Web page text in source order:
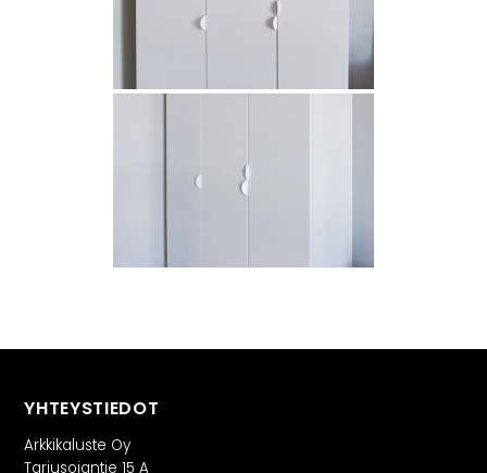
YHTEYSTIEDOT
Arkkikaluste Oy
Tarjusojantie 15 A